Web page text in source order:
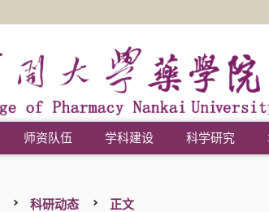
师资队伍 学科建设 科学研究
科研动态 正文